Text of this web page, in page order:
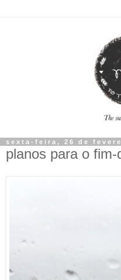
sexta-feira, 26 de
planos para o